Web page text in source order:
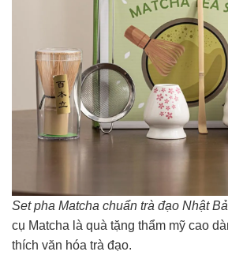
Set pha Matcha chuẩn trà đạo Nhật
cụ Matcha là quà tặng thẩm mỹ cao
thích văn hóa trà đạo.